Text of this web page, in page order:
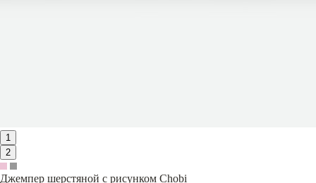
1
2
Джемпер шерстяной с рисунком Chobi